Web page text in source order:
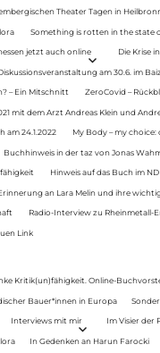
Theater Tagen in
Something is rotten in the state
jetzt auch online Die Krise
am 30.6. im
– Ein Mitschnitt ZeroCovid –
mit dem Arzt Andreas Klein und
am 24.1.2022 My Body – my
Buchhinweis in der taz von Jonas
Hinweis auf das Buch im
an Lara Melin und ihre
Radio-Interview zu Rheinmetall-
Link
Kritik(un)fähigkeit. Online-
Bauer*innen in Europa
Interviews mit mir Im Visier der
In Gedenken an Harun Farocki